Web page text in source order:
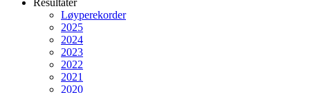
Resultater
Løyperekorder
2025
2024
2023
2022
2021
2020